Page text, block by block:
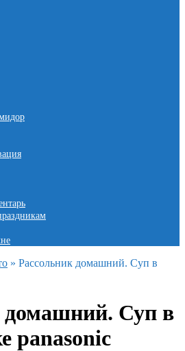
» Рассольник домашний. Суп в
домашний. Суп в
panasonic